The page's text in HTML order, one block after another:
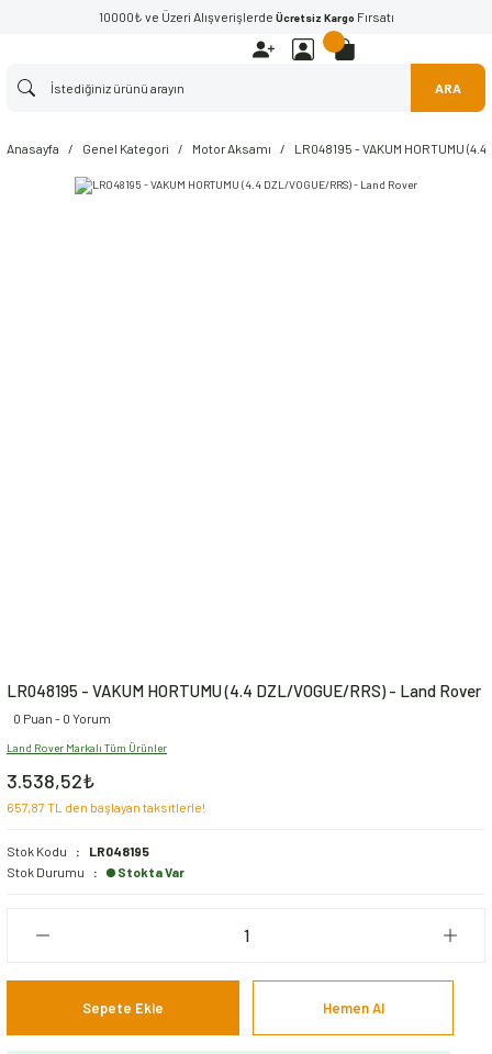
10000₺ ve Üzeri Alışverişlerde Ücretsiz Kargo Fırsatı
ARA
Anasayfa Genel Kategori Motor Aksamı LR048195 - VAKUM HORTUMU
LR048195 - VAKUM HORTUMU (4.4 DZL/VOGUE/RRS) - Land Rover
0 Puan - 0 Yorum
Land Rover Markalı Tüm Ürünler
3.538,52₺
657,87 TL den başlayan taksitlerle!
Stok Kodu
LR048195
Stok Durumu
Stokta Var
Sepete Ekle Hemen Al